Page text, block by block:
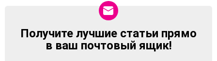
NEWSLETTER
Получите лучшие статьи прямо
в ваш почтовый ящик!